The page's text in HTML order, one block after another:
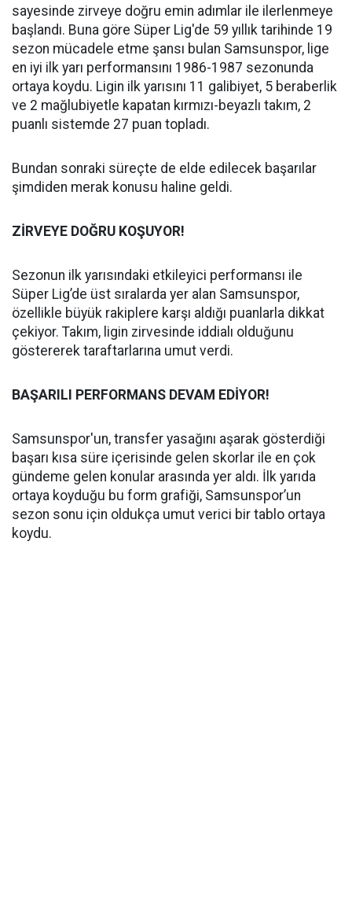
sayesinde zirveye doğru emin adımlar ile ilerlenmeye
başlandı. Buna göre Süper Lig'de 59 yıllık tarihinde 19
sezon mücadele etme şansı bulan Samsunspor, lige
en iyi ilk yarı performansını 1986-1987 sezonunda
ortaya koydu. Ligin ilk yarısını 11 galibiyet, 5 beraberlik
ve 2 mağlubiyetle kapatan kırmızı-beyazlı takım, 2
puanlı sistemde 27 puan topladı.
Bundan sonraki süreçte de elde edilecek başarılar
şimdiden merak konusu haline geldi.
ZİRVEYE DOĞRU KOŞUYOR!
Sezonun ilk yarısındaki etkileyici performansı ile
Süper Lig’de üst sıralarda yer alan Samsunspor,
özellikle büyük rakiplere karşı aldığı puanlarla dikkat
çekiyor. Takım, ligin zirvesinde iddialı olduğunu
göstererek taraftarlarına umut verdi.
BAŞARILI PERFORMANS DEVAM EDİYOR!
Samsunspor'un, transfer yasağını aşarak gösterdiği
başarı kısa süre içerisinde gelen skorlar ile en çok
gündeme gelen konular arasında yer aldı. İlk yarıda
ortaya koyduğu bu form grafiği, Samsunspor’un
sezon sonu için oldukça umut verici bir tablo ortaya
koydu.